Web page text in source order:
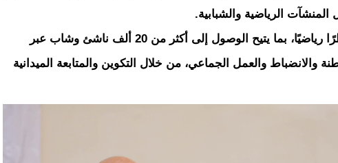
الرياضية والشبابية.
ويستهدف البرنامج تكوين 180 مؤطرًا رياضيًا، بما يتيح الوصول إلى أكثر من 20 ألف ناشئ وشاب عبر
والعمل الجماعي، من خلال التكوين والمتابعة الميدانية